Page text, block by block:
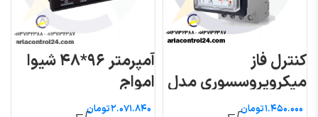
­کنترل فاز
میکروپروسسوری مدل
TMP/D برنا الکترونیکتومان
آمپرمتر ۹۶*۴۸ شیوا
امواج
تومان